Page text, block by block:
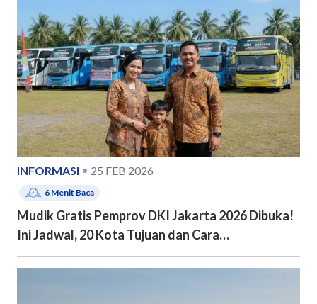
INFORMASI 25 FEB 2026
6 Menit Baca
Mudik Gratis Pemprov DKI Jakarta 2026 Dibuka!
Ini Jadwal, 20 Kota Tujuan dan Cara
Pendaftarannya